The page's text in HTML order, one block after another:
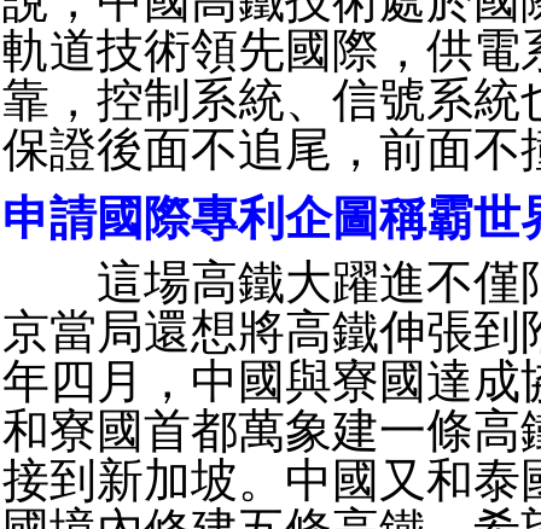
軌道技術領先國際，供電
靠，控制系統、信號系統
保證後面不追尾，前面不
申請國際專利企圖稱霸世
這場高鐵大躍進不僅
京當局還想將高鐵伸張到
年四月，中國與寮國達成
和寮國首都萬象建一條高
接到新加坡。中國又和泰